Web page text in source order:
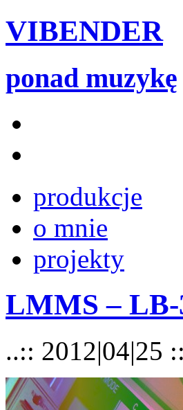
VIBENDER
ponad muzykę
produkcje
o mnie
projekty
LMMS – LB-
..:: 2012|04|25